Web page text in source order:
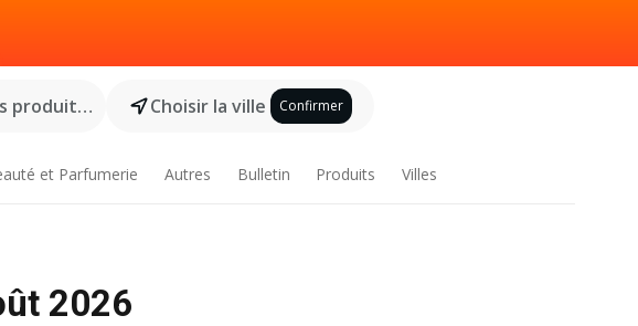
produits...
Choisir la ville Confirmer
et Parfumerie Autres Bulletin Produits Villes
2026